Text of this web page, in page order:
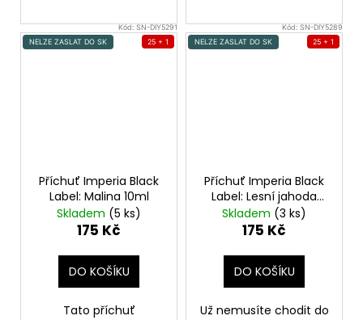
Kód: SN-DIY5291
NELZE ZASLAT DO SK
25 + 1
Příchuť Imperia Black
Label: Malina 10ml
Skladem (5 ks)
175 Kč
DO KOŠÍKU
Tato příchuť
Kód: SN-DIY5289
NELZE ZASLAT DO SK
25 + 1
Příchuť Imperia Black
Label: Lesní jahoda
10ml
Skladem (3 ks)
175 Kč
DO KOŠÍKU
Už nemusíte chodit do